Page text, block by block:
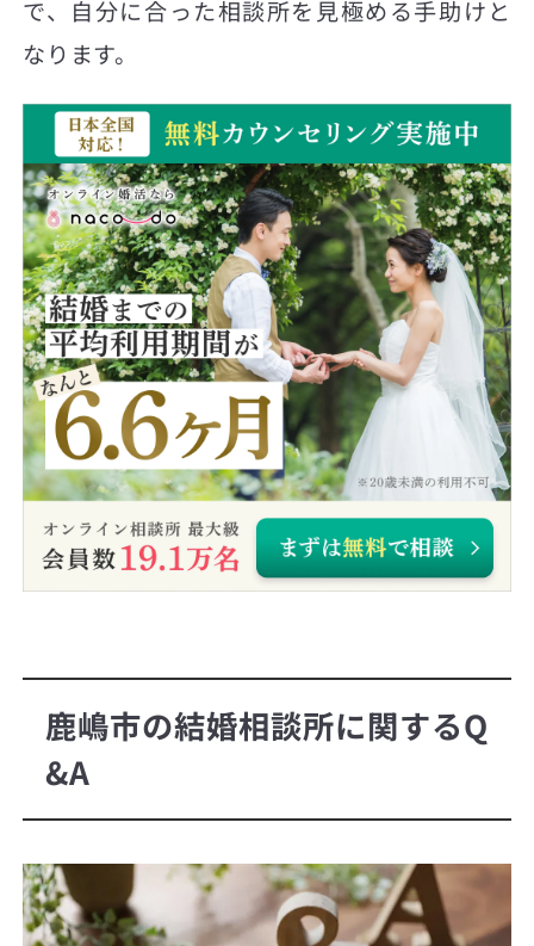
で、自分に合った相談所を見極める手助けと
なります。
鹿嶋市の結婚相談所に関するQ
&A